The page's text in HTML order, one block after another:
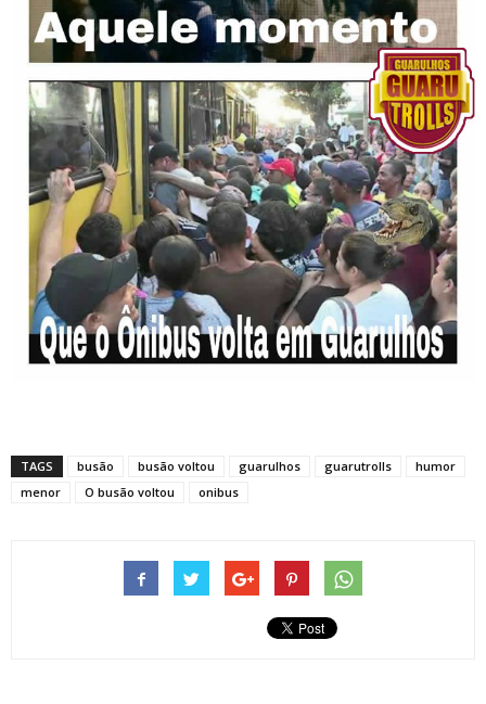
TAGS busão busão voltou guarulhos guarutrolls
humor
menor
O busão voltou onibus